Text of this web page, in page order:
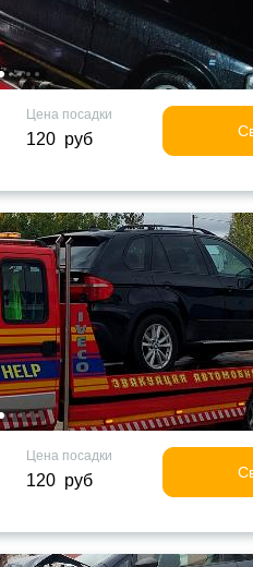
Цена посадки
120 руб
Цена посадки
120 руб